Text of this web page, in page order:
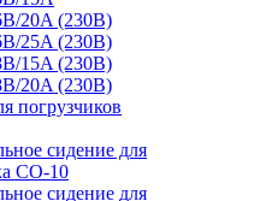
20A (230B)
25A (230B)
15A (230B)
20A (230B)
погрузчиков
сидение для
CO-10
сидение для